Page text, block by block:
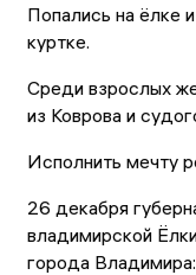
Попались на ёлке
куртке.
Среди взрослых
из Коврова и
Исполнить мечту
26 декабря
владимирской
города